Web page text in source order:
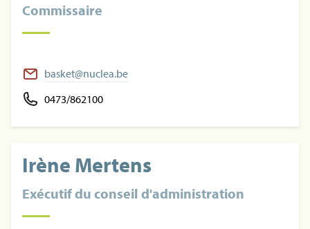
Commissaire
basket@nuclea.be
0473/862100
Irène Mertens
Exécutif du conseil d'administration